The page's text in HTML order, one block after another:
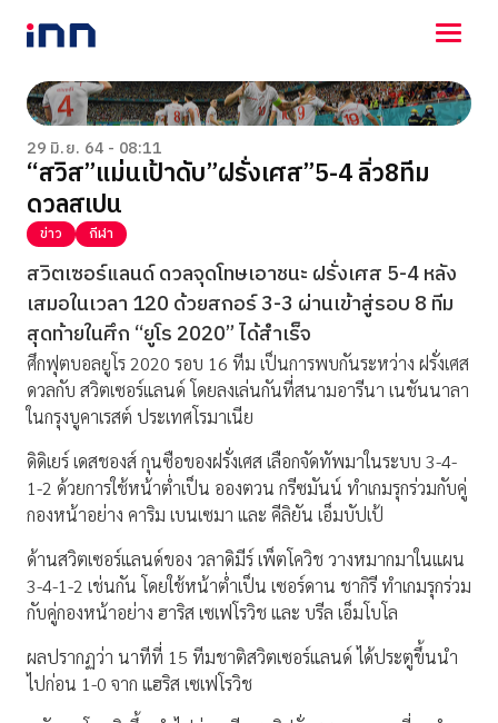
NEWS
ENTERTAINMENT
LIFESTYLE
HOROSCOPE
LOTTERY
VIDEO
ร่วมด้วยช่วยกัน
29 มิ.ย. 64 - 08:11
“สวิส”แม่นเป้าดับ”ฝรั่งเศส”5-4 ลิ่ว8ทีม
ดวลสเปน
ข่าว กีฬา
สวิตเซอร์แลนด์ ดวลจุดโทษเอาชนะ ฝรั่งเศส 5-4 หลัง
เสมอในเวลา 120 ด้วยสกอร์ 3-3 ผ่านเข้าสู่รอบ 8 ทีม
สุดท้ายในศึก “ยูโร 2020” ได้สำเร็จ
ศึกฟุตบอลยูโร 2020 รอบ 16 ทีม เป็นการพบกันระหว่าง ฝรั่งเศส
ดวลกับ สวิตเซอร์แลนด์ โดยลงเล่นกันที่สนามอารีนา เนชันนาลา
ในกรุงบูคาเรสต์ ประเทศโรมาเนีย
ดิดิเยร์ เดสชองส์ กุนซือของฝรั่งเศส เลือกจัดทัพมาในระบบ 3-4-
1-2 ด้วยการใช้หน้าต่ำเป็น อองตวน กรีซมันน์ ทำเกมรุกร่วมกับคู่
กองหน้าอย่าง คาริม เบนเซมา และ คีลิยัน เอ็มบัปเป้
ด้านสวิตเซอร์แลนด์ของ วลาดิมีร์ เพ็ตโควิช วางหมากมาในแผน
3-4-1-2 เช่นกัน โดยใช้หน้าต่ำเป็น เซอร์ดาน ชากิรี ทำเกมรุกร่วม
กับคู่กองหน้าอย่าง ฮาริส เซเฟโรวิช และ บรีล เอ็มโบโล
ผลปรากฏว่า นาทีที่ 15 ทีมชาติสวิตเซอร์แลนด์ ได้ประตูขึ้นนำ
ไปก่อน 1-0 จาก แฮริส เซเฟโรวิช